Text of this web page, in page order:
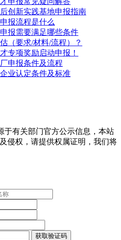
创新实践基地申报指南
报流程是什么
报需要满足哪些条件
（要求/材料/流程）？
专项奖励启动申报！
申报条件及流程
业认定条件及标准
于有关部门官方公示信息，本站
侵权，请提供权属证明，我们将
获取验证码